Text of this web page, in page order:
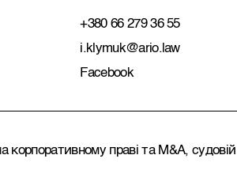
+380 66 279 36 55
i.klymuk@ario.law
Facebook
корпоративному праві та M&A,